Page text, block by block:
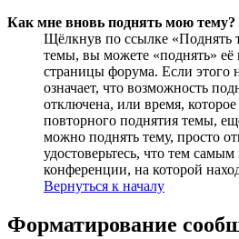
Как мне вновь поднять мою тему?
Щёлкнув по ссылке «Поднять
темы, вы можете «поднять»
страницы форума. Если этого
означает, что возможность
отключена, или время,
повторного поднятия темы,
можно поднять тему, просто
удостоверьтесь, что тем
конференции, на которой
Вернуться к началу
Форматирование